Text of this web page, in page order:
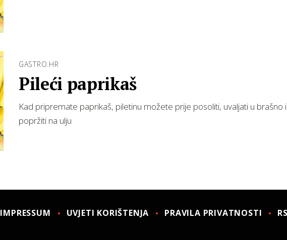
GASTRO.HR
Pileći paprikaš
Kad pripremate paprikaš, piletinu možete prije posoliti, uvaljati u brašno
popržiti na ulju
IMPRESSUM UVJETI KORIŠTENJA PRAVILA PRIVATNOSTI